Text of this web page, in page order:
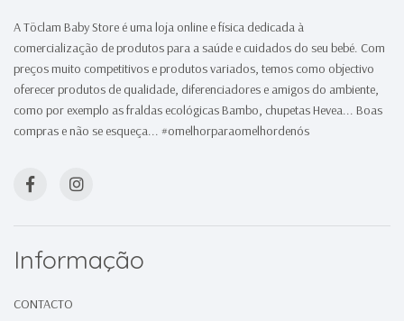
A Töclam Baby Store é uma loja online e física dedicada à
comercialização de produtos para a saúde e cuidados do seu bebé. Com
preços muito competitivos e produtos variados, temos como objectivo
oferecer produtos de qualidade, diferenciadores e amigos do ambiente,
como por exemplo as fraldas ecológicas Bambo, chupetas Hevea... Boas
compras e não se esqueça... #omelhorparaomelhordenós
Informação
CONTACTO